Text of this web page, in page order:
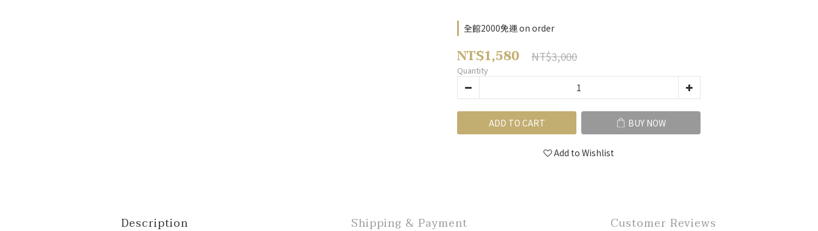
全館2000免運 on order
NT$1,580 NT$3,000
Quantity
ADD TO CART BUY NOW
Add to Wishlist
Description Shipping & Payment Customer Reviews